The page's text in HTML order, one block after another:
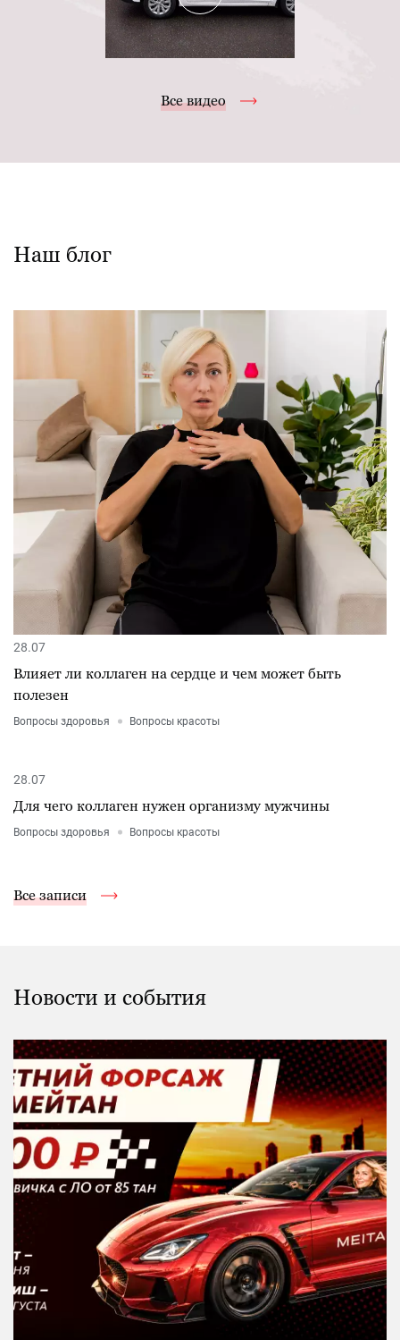
Все видео
Наш блог
28.07
Влияет ли коллаген на сердце и чем может быть
полезен
Вопросы здоровья Вопросы красоты
28.07
Для чего коллаген нужен организму мужчины
Вопросы здоровья Вопросы красоты
Все записи
Новости и события